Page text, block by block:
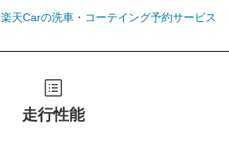
楽天Carの洗車・コーテイング予約サービス
走行性能